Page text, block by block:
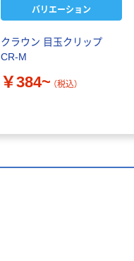
バリエーション
クラウン 目玉クリップ
CR-M
￥384~ （税込）